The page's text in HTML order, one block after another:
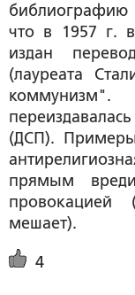
что в 1957 г.
издан
(лауреата
(ДСП).
прямым
мешает).
4